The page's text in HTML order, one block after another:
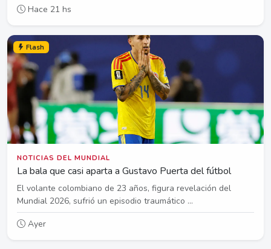
Hace 21 hs
Flash
NOTICIAS DEL MUNDIAL
La bala que casi aparta a Gustavo Puerta del fútbol
El volante colombiano de 23 años, figura revelación del
Mundial 2026, sufrió un episodio traumático ...
Ayer